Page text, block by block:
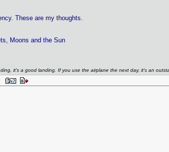
These are my thoughts.
Moons and the Sun
it's a good landing. If you use the airplane the next day, it's an